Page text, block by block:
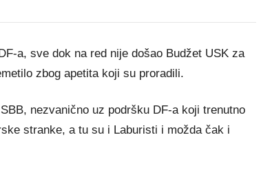
a, sve dok na red nije došao Budžet USK za
zbog apetita koji su proradili.
nezvanično uz podršku DF-a koji trenutno
stranke, a tu su i Laburisti i možda čak i